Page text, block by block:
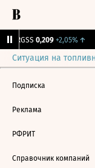
RGSS 0,209 +2,05%↑
Ситуация на
Подписка
Реклама
РФРИТ
Справочник компаний